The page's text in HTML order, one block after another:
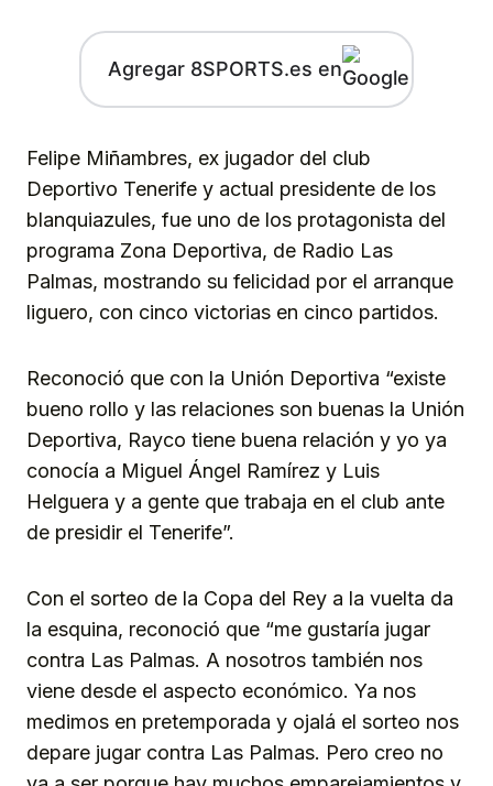
Agregar 8SPORTS.es en
Felipe Miñambres, ex jugador del club
Deportivo Tenerife y actual presidente de los
blanquiazules, fue uno de los protagonista del
programa Zona Deportiva, de Radio Las
Palmas, mostrando su felicidad por el arranque
liguero, con cinco victorias en cinco partidos.
Reconoció que con la Unión Deportiva “existe
bueno rollo y las relaciones son buenas la Unión
Deportiva, Rayco tiene buena relación y yo ya
conocía a Miguel Ángel Ramírez y Luis
Helguera y a gente que trabaja en el club ante
de presidir el Tenerife”.
Con el sorteo de la Copa del Rey a la vuelta da
la esquina, reconoció que “me gustaría jugar
contra Las Palmas. A nosotros también nos
viene desde el aspecto económico. Ya nos
medimos en pretemporada y ojalá el sorteo nos
depare jugar contra Las Palmas. Pero creo no